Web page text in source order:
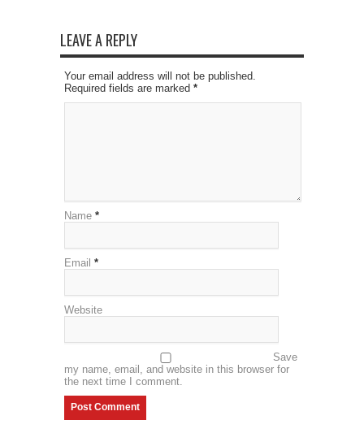
LEAVE A REPLY
Your email address will not be published.
Required fields are marked *
Name *
Email *
Website
Save
my name, email, and website in this browser for
the next time I comment.